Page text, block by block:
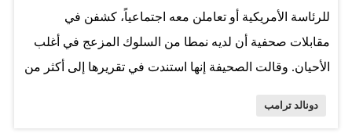
للرئاسة الأمريكية أو تعاملن معه اجتماعياً، كشفن في
مقابلات صحفية أن لديه نمطا من السلوك المزعج في أغلب
الأحيان. وقالت الصحيفة إنها استندت في تقريرها إلى أكثر من
دونالد ترامب